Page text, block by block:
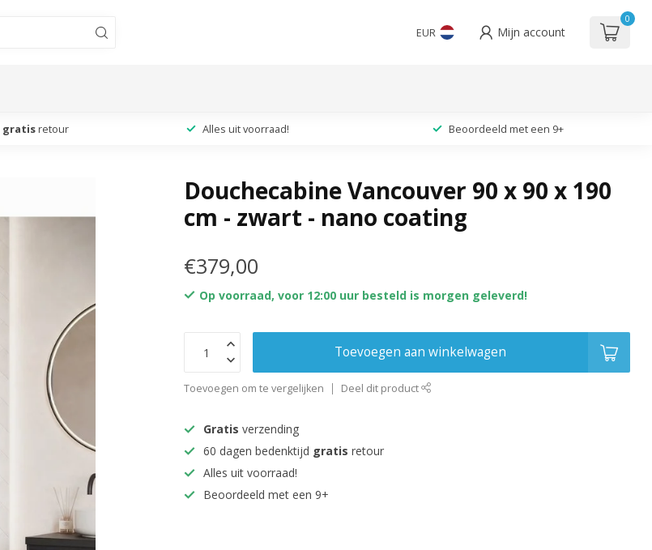
EUR Mijn account
0
gratis retour Alles uit voorraad! Beoordeeld met een 9+
Douchecabine Vancouver 90 x 90 x 190
cm - zwart - nano coating
€379,00
Op voorraad, voor 12:00 uur besteld is morgen geleverd!
Toevoegen aan winkelwagen
Toevoegen om te vergelijken Deel dit product
Gratis verzending
60 dagen bedenktijd gratis retour
Alles uit voorraad!
Beoordeeld met een 9+